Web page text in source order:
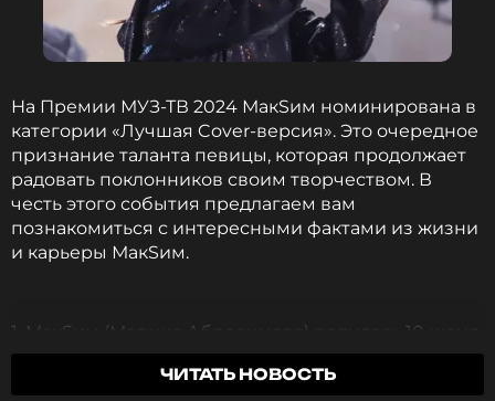
На Премии МУЗ-ТВ 2024 МакSим номинирована в
категории «Лучшая Cover-версия». Это очередное
признание таланта певицы, которая продолжает
радовать поклонников своим творчеством. В
честь этого события предлагаем вам
познакомиться с интересными фактами из жизни
и карьеры МакSим.
1. МакSим (Марина Абросимова) родилась 10 июня
1983 года в Казани, в семье автомеханика и
воспитательницы детского сада. С детства она
ЧИТАТЬ НОВОСТЬ